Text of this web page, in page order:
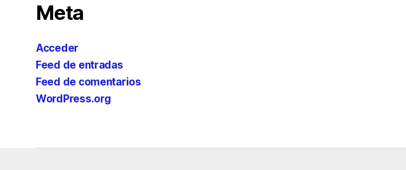
Meta
Acceder
Feed de entradas
Feed de comentarios
WordPress.org